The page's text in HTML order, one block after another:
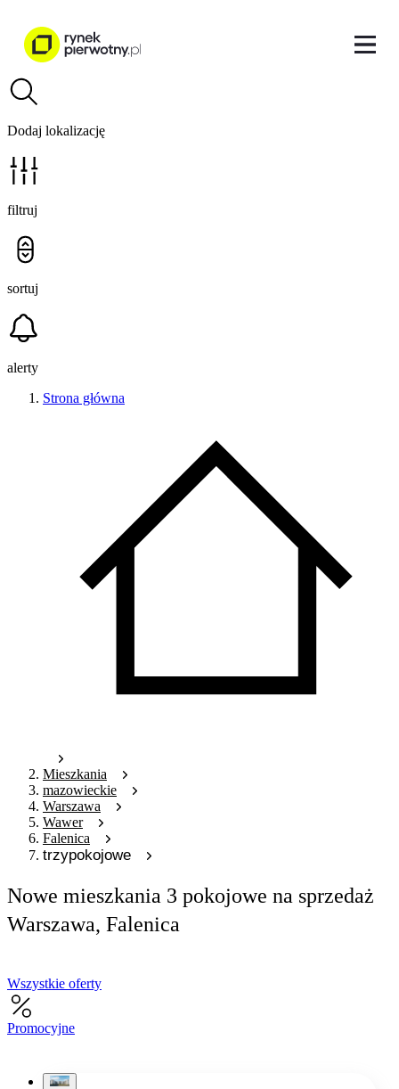
Dodaj lokalizację
filtruj
sortuj
alerty
Strona główna
Mieszkania
mazowieckie
Warszawa
Wawer
Falenica
trzypokojowe
Nowe mieszkania 3 pokojowe na sprzedaż
Warszawa, Falenica
Wszystkie oferty
Promocyjne